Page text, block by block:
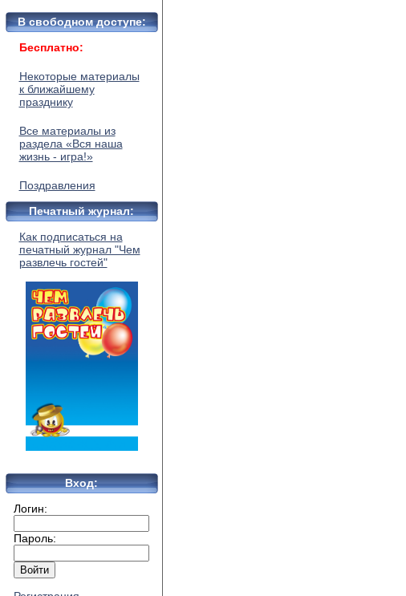
В свободном доступе:
Бесплатно:
Некоторые материалы
к ближайшему
празднику
Все материалы из
раздела «Вся наша
жизнь - игра!»
Поздравления
Печатный журнал:
Как подписаться на
печатный журнал "Чем
развлечь гостей"
Вход:
Логин:
Пароль: